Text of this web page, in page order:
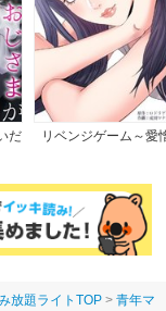
だ
リベンジゲーム～愛
放題ライトTOP
青年マ